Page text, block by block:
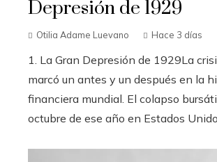
Depresión de 1929
Otilia Adame Luevano Hace 3 días
1. La Gran Depresión de 1929La
marcó un antes y un después en la
financiera mundial. El colapso
octubre de ese año en Estados